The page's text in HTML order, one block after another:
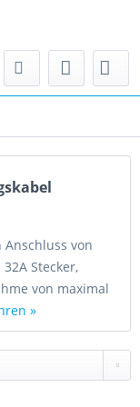
von
Stecker,
von maximal
»